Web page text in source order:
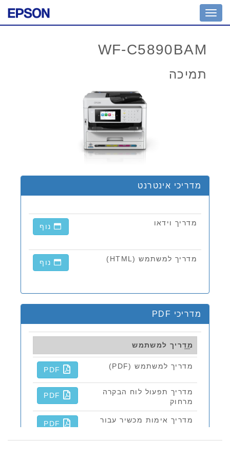
Toggle
navigation
WF-C5890BAM
תמיכה